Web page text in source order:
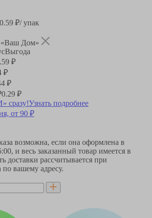
0.59 ₽/ упак
«Ваш Дом»
Выгода
₽
₽
₽
0.29 ₽
сразу!Узнать подробнее
от 90 ₽
возможна, если она оформлена в
, и весь заказанный товар имеется в
доставки рассчитывается при
по вашему адресу.